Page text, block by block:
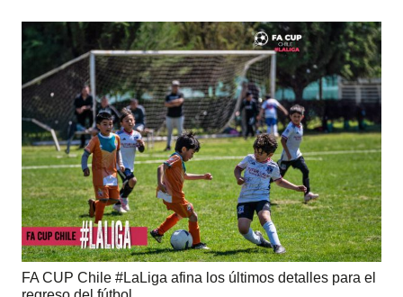
FA CUP Chile #LaLiga afina los últimos detalles para el